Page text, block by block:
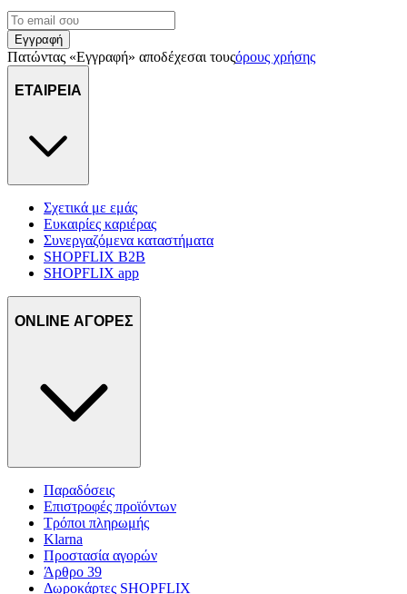
Εγγραφή
Πατώντας «Εγγραφή» αποδέχεσαι τουςόρους χρήσης
ΕΤΑΙΡΕΙΑ
Σχετικά με εμάς
Ευκαιρίες καριέρας
Συνεργαζόμενα καταστήματα
SHOPFLIX B2B
SHOPFLIX app
ONLINE ΑΓΟΡΕΣ
Παραδόσεις
Επιστροφές προϊόντων
Τρόποι πληρωμής
Klarna
Προστασία αγορών
Άρθρο 39
Δωροκάρτες SHOPFLIX